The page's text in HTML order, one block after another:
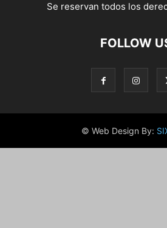
Se reservan todos los
FOLLOW
© Web Design By: